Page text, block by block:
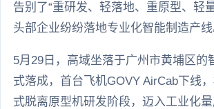
告别了“重研发、轻落地、重原型、轻
头部企业纷纷落地专业化智能制造产线
5月29日，高域坐落于广州市黄埔区的
式落成，首台飞机GOVY AirCab下线
式脱离原型机研发阶段，迈入工业化